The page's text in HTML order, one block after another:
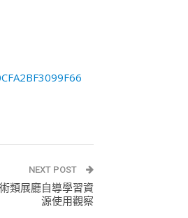
NEXT POST
類展廳自導學習資
源使用觀察